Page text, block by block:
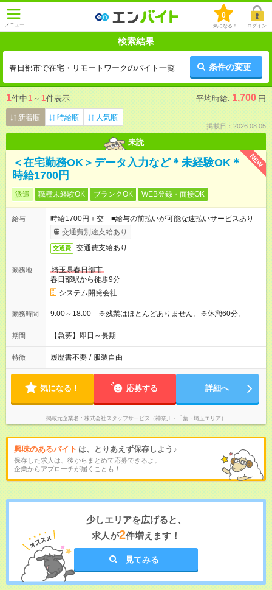
メニュー
0
気になる！ ログイン
検索結果
春日部市で在宅・リモートワークのバイト一覧 条件の変更
1件中1 ～ 1件表示 平均時給: 1,700 円
新着順 時給順 人気順
掲載日：2026.08.05
未読
NEW
＜在宅勤務OK＞データ入力など＊未経験OK＊
時給1700円
派遣 職種未経験OK ブランクOK WEB登録・面接OK
給与
時給1700円＋交 ■給与の前払いが可能な速払いサービスあり
交通費別途支給あり
交通費 交通費支給あり
勤務地
埼玉県春日部市
春日部駅から徒歩9分
システム開発会社
勤務時間 9:00～18:00 ※残業はほとんどありません。※休憩60分。
期間 【急募】即日～長期
特徴 履歴書不要 / 服装自由
気になる！ 応募する 詳細へ
掲載元企業名 株式会社スタッフサービス（神奈川・千葉・埼玉エリア）
興味のあるバイト は、とりあえず保存しよう♪
保存した求人は、後からまとめて応募できるよ。
企業からアプローチが届くことも！
少しエリアを広げると、
求人が2件増えます！
見てみる